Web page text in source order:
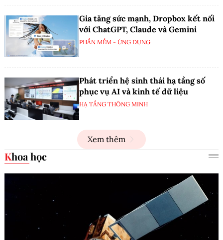
Gia tăng sức mạnh, Dropbox kết nối
với ChatGPT, Claude và Gemini
PHẦN MỀM - ỨNG DỤNG
Phát triển hệ sinh thái hạ tầng số
phục vụ AI và kinh tế dữ liệu
HẠ TẦNG THÔNG MINH
Xem thêm
Khoa học